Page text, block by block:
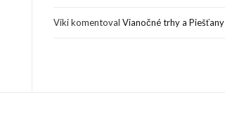
VikikomentovalVianočné trhy a Piešťany